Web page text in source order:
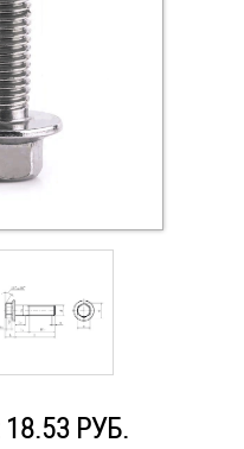
резьбой
резьбой
яхт
РУБ.